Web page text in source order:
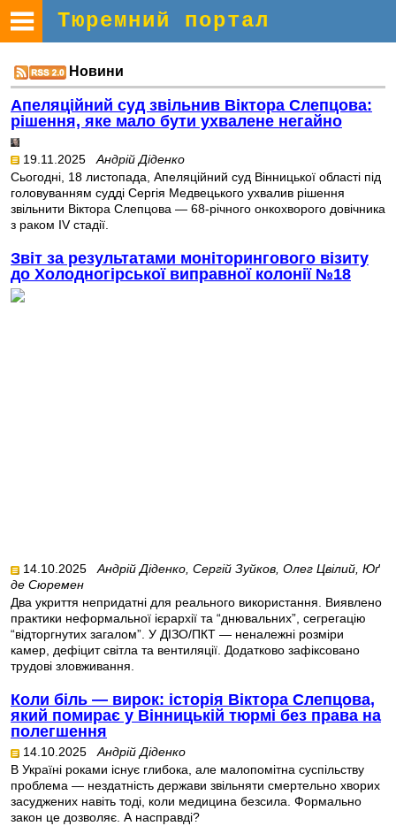
Тюремний портал
Новини
Апеляційний суд звільнив Віктора Слепцова:
рішення, яке мало бути ухвалене негайно
19.11.2025 Андрій Діденко
Сьогодні, 18 листопада, Апеляційний суд Вінницької області під
головуванням судді Сергія Медвецького ухвалив рішення
звільнити Віктора Слепцова — 68-річного онкохворого довічника
з раком IV стадії.
Звіт за результатами моніторингового візиту
до Холодногірської виправної колонії №18
14.10.2025Андрій Діденко, Сергій Зуйков, Олег Цвілий, Юґ
де Сюремен
Два укриття непридатні для реального використання. Виявлено
практики неформальної ієрархії та “днювальних”, сегрегацію
“відторгнутих загалом”. У ДІЗО/ПКТ — неналежні розміри
камер, дефіцит світла та вентиляції. Додатково зафіксовано
трудові зловживання.
Коли біль — вирок: історія Віктора Слепцова,
який помирає у Вінницькій тюрмі без права на
полегшення
14.10.2025Андрій Діденко
В Україні роками існує глибока, але малопомітна суспільству
проблема — нездатність держави звільняти смертельно хворих
засуджених навіть тоді, коли медицина безсила. Формально
закон це дозволяє. А насправді?